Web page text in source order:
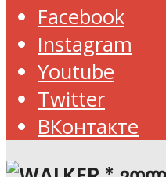
Facebook
Instagram
Youtube
Twitter
ВКонтакте